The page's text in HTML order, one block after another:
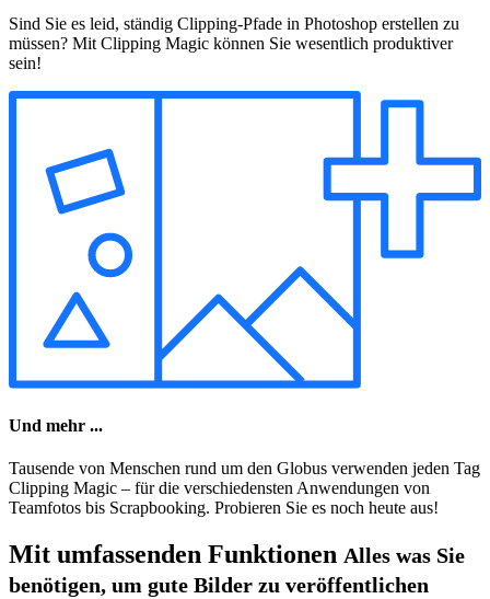
Sind Sie es leid, ständig Clipping-Pfade in Photoshop erstellen zu
müssen? Mit Clipping Magic können Sie wesentlich produktiver
sein!
Und mehr ...
Tausende von Menschen rund um den Globus verwenden jeden Tag
Clipping Magic – für die verschiedensten Anwendungen von
Teamfotos bis Scrapbooking. Probieren Sie es noch heute aus!
Mit umfassenden Funktionen Alles was Sie
benötigen, um gute Bilder zu veröffentlichen